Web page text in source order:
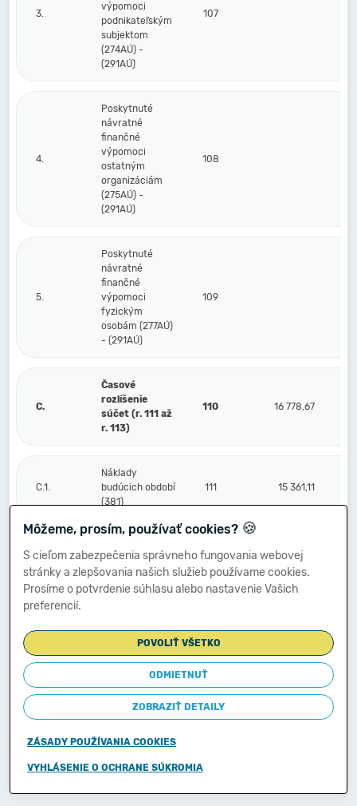
3.
výpomoci
podnikateľským
subjektom
(274AÚ) -
(291AÚ)
107
4.
Poskytnuté
návratné
finančné
výpomoci
ostatným
organizáciám
(275AÚ) -
(291AÚ)
108
5.
Poskytnuté
návratné
finančné
výpomoci
fyzickým
osobám (277AÚ)
- (291AÚ)
109
C.
Časové
rozlíšenie
súčet (r. 111 až
r. 113)
110 16 778,67
C.1.
Náklady
budúcich období
(381)
111 15 361,11
2.
náklady
budúcich období
(382)
112
Príjmy budúcich
období (385)
113
Vzťahy k účtom
klientov
Štátnej
pokladnice
skupina 20)
Môžeme, prosím, používať cookies? 🍪
S cieľom zabezpečenia správneho fungovania webovej
stránky a zlepšovania našich služieb používame cookies.
Prosíme o potvrdenie súhlasu alebo nastavenie Vašich
preferencií.
POVOLIŤ VŠETKO
ODMIETNUŤ
ZOBRAZIŤ DETAILY
ZÁSADY POUŽÍVANIA COOKIES
VYHLÁSENIE O OCHRANE SÚKROMIA